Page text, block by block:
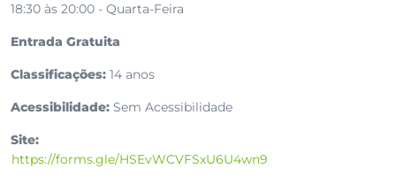
18:30 às 20:00 - Quarta-Feira
Entrada Gratuita
Classificações: 14 anos
Acessibilidade: Sem Acessibilidade
Site:
https://forms.gle/HSEvWCVFSxU6U4wn9